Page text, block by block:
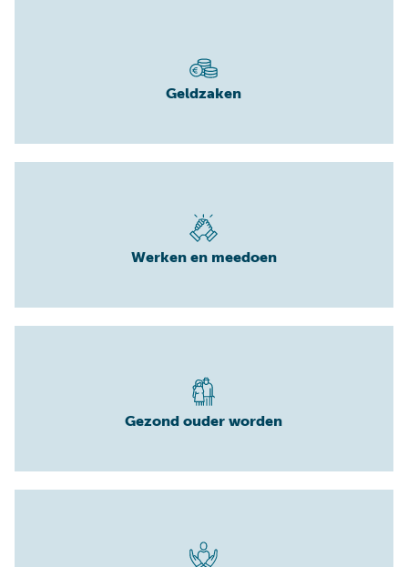
Geldzaken
Werken en meedoen
Gezond ouder worden